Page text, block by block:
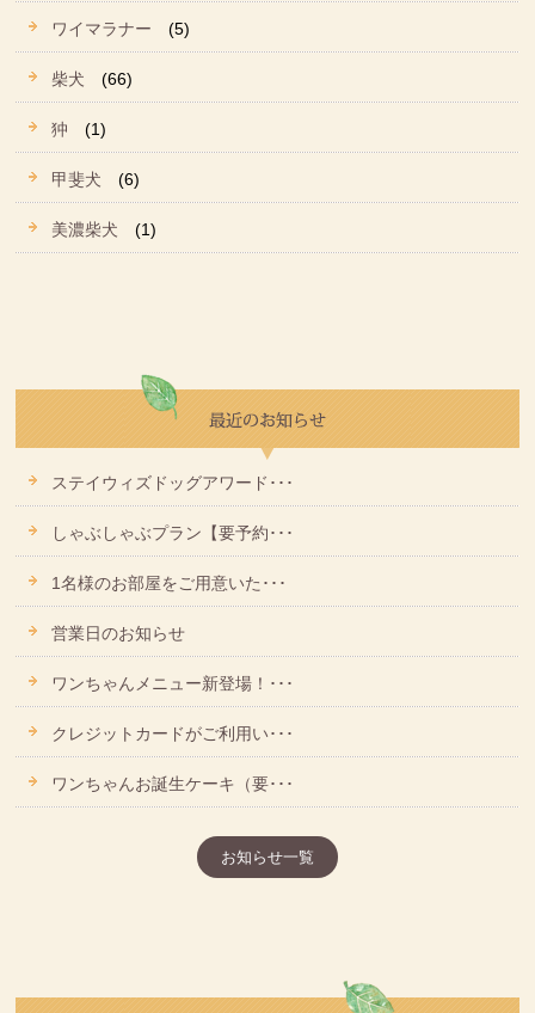
ワイマラナー (5)
柴犬 (66)
狆 (1)
甲斐犬 (6)
美濃柴犬 (1)
ステイウィズドッグアワード･･･
しゃぶしゃぶプラン【要予約･･･
1名様のお部屋をご用意いた･･･
営業日のお知らせ
ワンちゃんメニュー新登場！･･･
クレジットカードがご利用い･･･
ワンちゃんお誕生ケーキ（要･･･
お知らせ一覧